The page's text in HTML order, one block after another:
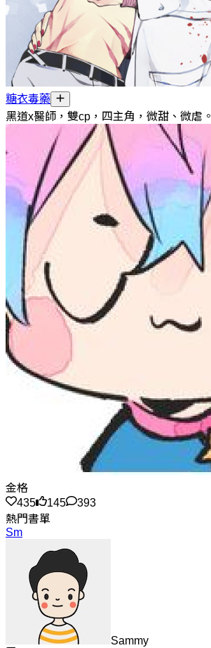
糖衣毒藥
黑道x醫師，雙cp，四主角，微甜、微虐。
金格
435
145
393
熱門書單
Sm
Sammy